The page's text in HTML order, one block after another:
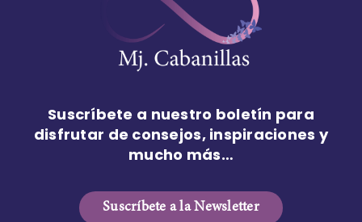
Suscríbete a nuestro boletín para
disfrutar de consejos, inspiraciones y
mucho más…
Suscríbete a la Newsletter